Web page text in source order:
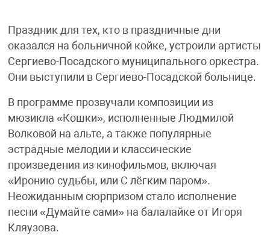
Праздник для тех, кто в праздничные дни
оказался на больничной койке, устроили артисты
Сергиево-Посадского муниципального оркестра.
Они выступили в Сергиево-Посадской больнице.
В программе прозвучали композиции из
мюзикла «Кошки», исполненные Людмилой
Волковой на альте, а также популярные
эстрадные мелодии и классические
произведения из кинофильмов, включая
«Иронию судьбы, или С лёгким паром».
Неожиданным сюрпризом стало исполнение
песни «Думайте сами» на балалайке от Игоря
Кляузова.